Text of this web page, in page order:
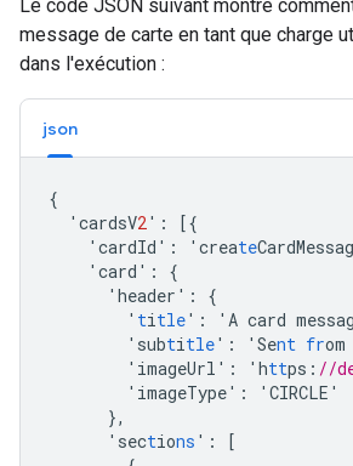
Le code JSON suivant montre
message de carte en tant que charge
dans l'exécution :
json
{
'cardsV2 ' :
[{
'cardId' : 'create
'card' :
{
'header' :
{
' title' : 'A card
'subtitle' : 'Sent from
'imageUrl' : 'https : //
'imageType' :
'CIRCLE'
},
'sections ' :
[